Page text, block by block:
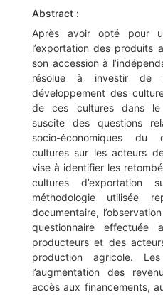
Abstract :
Après avoir opté pour
l’exportation des produits
son accession à
résolue à investir de
développement des
de ces cultures dans le
suscite des questions
socio-économiques du
cultures sur les acteurs
vise à identifier les
cultures
méthodologie utilisée
documentaire,
questionnaire effectuée
producteurs et des
production agricole.
l’augmentation des
accès aux financements,